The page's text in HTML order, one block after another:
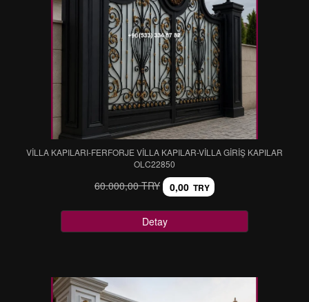
VİLLA KAPILARI-FERFORJE VİLLA KAPILAR-VİLLA GİRİŞ KAPILAR
OLC22850
60.000,00 TRY 0,00 TRY
Detay